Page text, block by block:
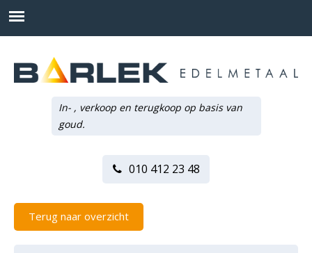
In- , verkoop en terugkoop op basis van
goud.
010 412 23 48
Terug naar overzicht